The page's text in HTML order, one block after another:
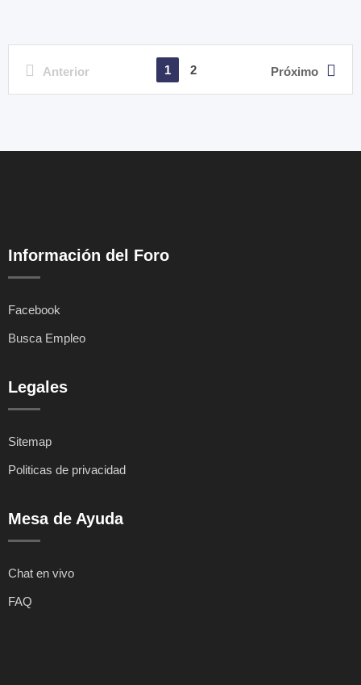
Anterior 1 2 Próximo
Información del Foro
Facebook
Busca Empleo
Legales
Sitemap
Politicas de privacidad
Mesa de Ayuda
Chat en vivo
FAQ